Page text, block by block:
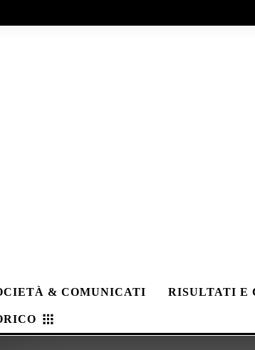
& COMUNICATI RISULTATI E